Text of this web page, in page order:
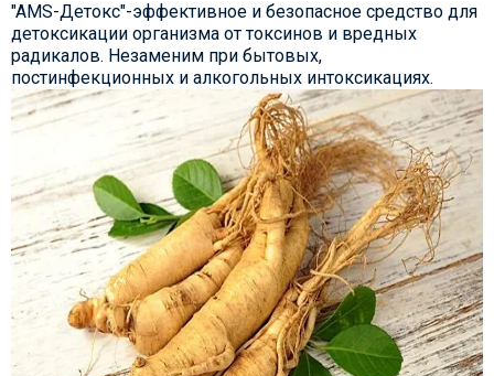
"AMS-Детокс"-эффективное и безопасное средство для
детоксикации организма от токсинов и вредных
радикалов. Незаменим при бытовых,
постинфекционных и алкогольных интоксикациях.